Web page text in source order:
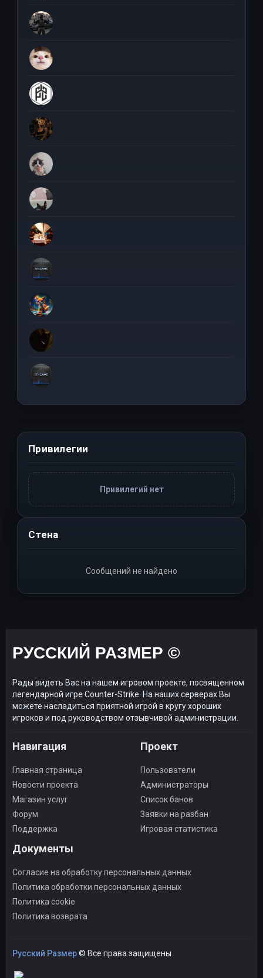
Привилегии
Привилегий нет
Стена
Сообщений не найдено
РУССКИЙ РАЗМЕР ©
Рады видеть Вас на нашем игровом проекте, посвященном
легендарной игре Counter-Strike. На наших серверах Вы
можете насладиться приятной игрой в кругу хороших
игроков и под руководством отзывчивой администрации.
Навигация
Главная страница
Новости проекта
Магазин услуг
Форум
Поддержка
Проект
Пользователи
Администраторы
Список банов
Заявки на разбан
Игровая статистика
Документы
Согласие на обработку персональных данных
Политика обработки персональных данных
Политика cookie
Политика возврата
Русский Размер© Все права защищены